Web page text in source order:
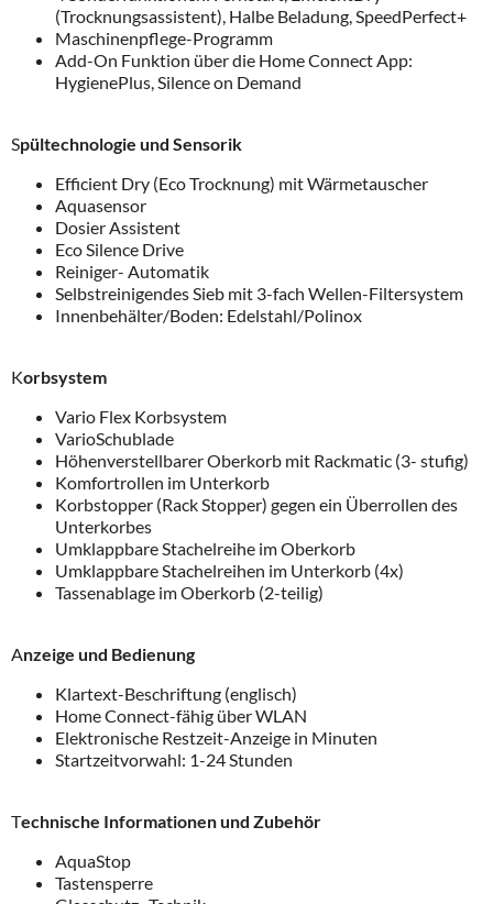
(Trocknungsassistent), Halbe Beladung, SpeedPerfect+
Maschinenpflege-Programm
Add-On Funktion über die Home Connect App:
HygienePlus, Silence on Demand
Spültechnologie und Sensorik
Efficient Dry (Eco Trocknung) mit Wärmetauscher
Aquasensor
Dosier Assistent
Eco Silence Drive
Reiniger- Automatik
Selbstreinigendes Sieb mit 3-fach Wellen-Filtersystem
Innenbehälter/Boden: Edelstahl/Polinox
Korbsystem
Vario Flex Korbsystem
VarioSchublade
Höhenverstellbarer Oberkorb mit Rackmatic (3- stufig)
Komfortrollen im Unterkorb
Korbstopper (Rack Stopper) gegen ein Überrollen des
Unterkorbes
Umklappbare Stachelreihe im Oberkorb
Umklappbare Stachelreihen im Unterkorb (4x)
Tassenablage im Oberkorb (2-teilig)
Anzeige und Bedienung
Klartext-Beschriftung (englisch)
Home Connect-fähig über WLAN
Elektronische Restzeit-Anzeige in Minuten
Startzeitvorwahl: 1-24 Stunden
Technische Informationen und Zubehör
AquaStop
Tastensperre